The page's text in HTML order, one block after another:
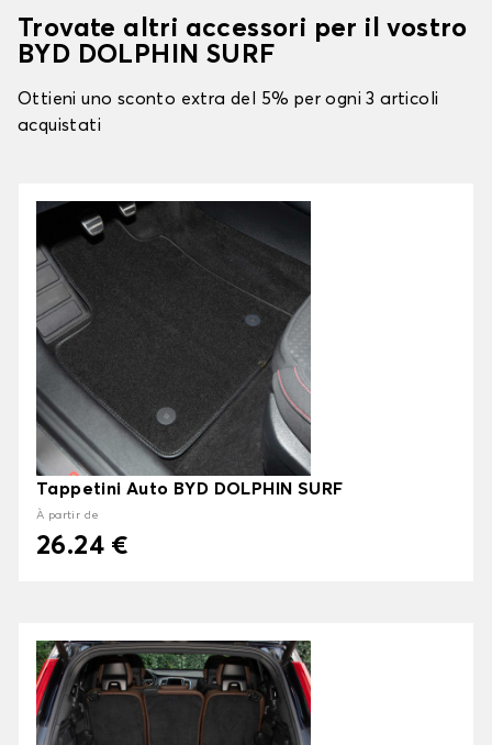
Trovate altri accessori per il vostro
BYD DOLPHIN SURF
Ottieni uno sconto extra del 5% per ogni 3 articoli
acquistati
Tappetini Auto BYD DOLPHIN SURF
À partir de
26.24 €